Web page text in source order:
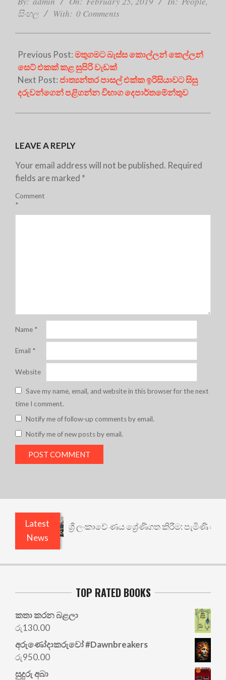
25
සිංහල
With: 0 Comments
Previous Post:මතුගමට බැස්ස කොල්ලන් කෙල්ලන්
සෙට් එකක් කළ සුපිරි වැඩක්
Next Post:ජාත්‍යන්තර පාසල් එක්ක ඉරිසියාවට සිසු
දරුවන්ගෙන් පළිගන්න විභාග දෙපාර්තමේන්තුව
LEAVE A REPLY
Your email address will not be published. Required
fields are marked *
Comment
*
Name *
Email *
Website
Save my name, email, and website in this browser for the next
time I comment.
Notify me of follow-up comments by email.
Notify me of new posts by email.
Latest
News
ශ්‍රී ලංකාවේ ණය ශ්‍රේණිගත කිරීම: පැමිණි ගමන අගයන
TOP RATED BOOKS
කතා කරන බළලා
රු130.00
අරු‍ණෝදාකරුවෝ #Dawnbreakers
රු950.00
සුදුරු අබා